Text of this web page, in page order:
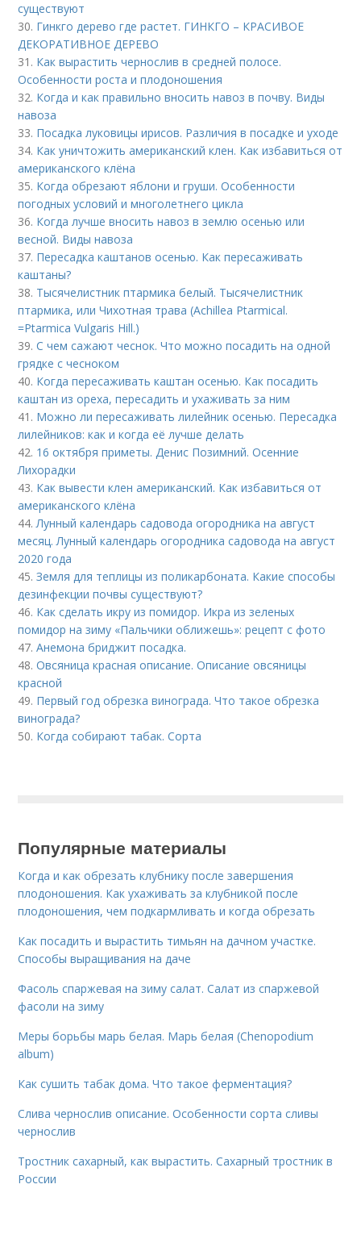
существуют
30. Гинкго дерево где растет. ГИНКГО – КРАСИВОЕ
ДЕКОРАТИВНОЕ ДЕРЕВО
31. Как вырастить чернослив в средней полосе.
Особенности роста и плодоношения
32. Когда и как правильно вносить навоз в почву. Виды
навоза
33. Посадка луковицы ирисов. Различия в посадке и уходе
34. Как уничтожить американский клен. Как избавиться от
американского клёна
35. Когда обрезают яблони и груши. Особенности
погодных условий и многолетнего цикла
36. Когда лучше вносить навоз в землю осенью или
весной. Виды навоза
37. Пересадка каштанов осенью. Как пересаживать
каштаны?
38. Тысячелистник птармика белый. Тысячелистник
птармика, или Чихотная трава (Achillea Ptarmical.
=Ptarmica Vulgaris Hill.)
39.С чем сажают чеснок. Что можно посадить на одной
грядке с чесноком
40. Когда пересаживать каштан осенью. Как посадить
каштан из ореха, пересадить и ухаживать за ним
41. Можно ли пересаживать лилейник осенью. Пересадка
лилейников: как и когда её лучше делать
42. 16 октября приметы. Денис Позимний. Осенние
Лихорадки
43. Как вывести клен американский. Как избавиться от
американского клёна
44.Лунный календарь садовода огородника на август
месяц. Лунный календарь огородника садовода на август
2020 года
45.Земля для теплицы из поликарбоната. Какие способы
дезинфекции почвы существуют?
46. Как сделать икру из помидор. Икра из зеленых
помидор на зиму «Пальчики оближешь»: рецепт с фото
47.Анемона бриджит посадка.
48.Овсяница красная описание. Описание овсяницы
красной
49. Первый год обрезка винограда. Что такое обрезка
винограда?
50. Когда собирают табак. Сорта
Популярные материалы
Когда и как обрезать клубнику после завершения
плодоношения. Как ухаживать за клубникой после
плодоношения, чем подкармливать и когда обрезать
Как посадить и вырастить тимьян на дачном участке.
Способы выращивания на даче
Фасоль спаржевая на зиму салат. Салат из спаржевой
фасоли на зиму
Меры борьбы марь белая. Марь белая (Chenopodium
album)
Как сушить табак дома. Что такое ферментация?
Слива чернослив описание. Особенности сорта сливы
чернослив
Тростник сахарный, как вырастить. Сахарный тростник в
России